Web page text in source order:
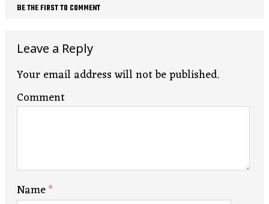
BE THE FIRST TO COMMENT
Leave a Reply
Your email address will not be published.
Comment
Name*